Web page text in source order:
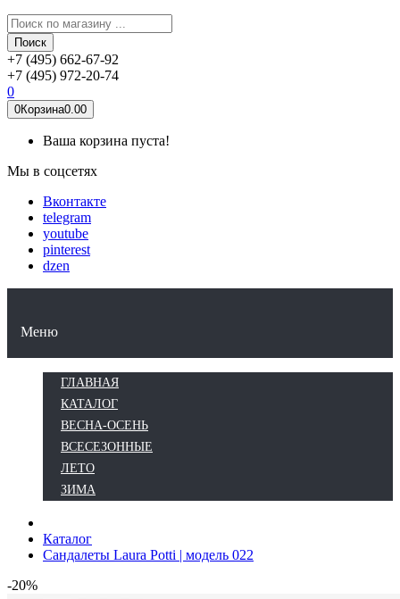
Поиск
+7 (495) 662-67-92
+7 (495) 972-20-74
0
0Корзина0.00
Ваша корзина пуста!
Мы в соцсетях
Вконтакте
telegram
youtube
pinterest
dzen
Меню
ГЛАВНАЯ
КАТАЛОГ
ВЕСНА-ОСЕНЬ
ВСЕСЕЗОННЫЕ
ЛЕТО
ЗИМА
Каталог
Сандалеты Laura Potti | модель 022
-20%